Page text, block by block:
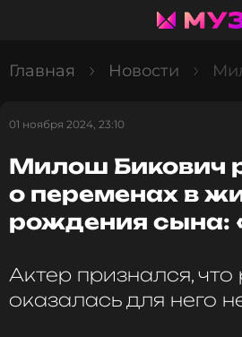
Главная Новости
01 ноября 2024, 23:10
Милош Бикович
о переменах в
рождения сына:
Актер признался, что
оказалась для него